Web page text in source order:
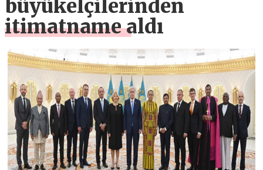
büyükelçilerinden
itimatname aldı